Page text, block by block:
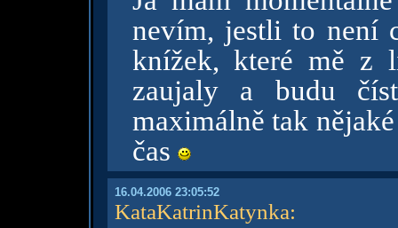
nevím, jestli to není
knížek, které mě z
zaujaly a budu
maximálně tak
čas
16.04.2006 23:05:52
KataKatrinKatynka: